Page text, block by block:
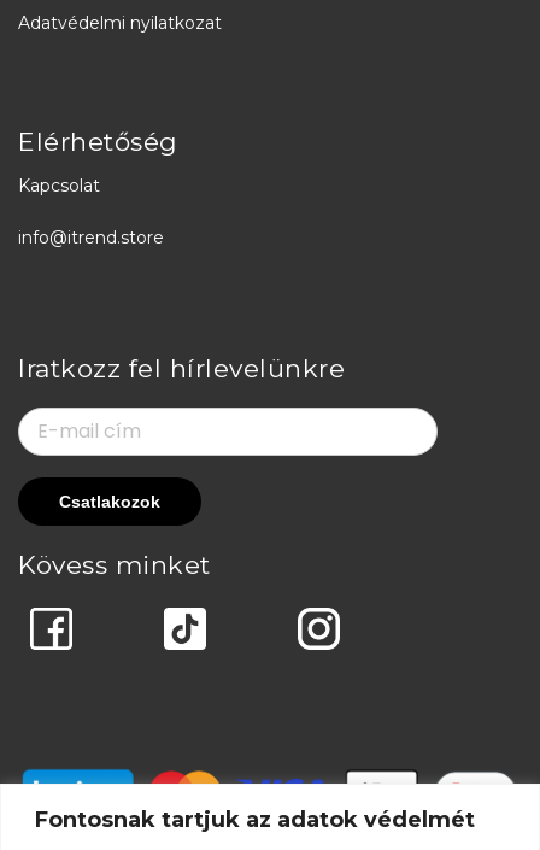
Fontosnak tartjuk az adatok védelmét
Adatvédelmi nyilatkozat
Elérhetőség
Kapcsolat
info@itrend.store
Iratkozz fel hírlevelünkre
Kövess minket